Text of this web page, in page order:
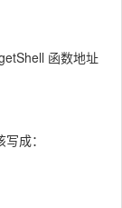
函数地址
成：